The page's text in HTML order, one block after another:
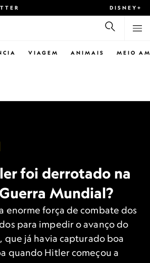
DISNEY+
VIAGEM ANIMAIS MEIO
foi derrotado na
Mundial?
enorme força de combate dos
para impedir o avanço do
que já havia capturado boa
quando Hitler começou a